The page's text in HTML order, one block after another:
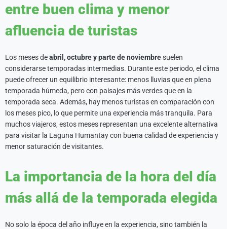
entre buen clima y menor
afluencia de turistas
Los meses deabril, octubre y parte de noviembresuelen
considerarse temporadas intermedias. Durante este periodo, el clima
puede ofrecer un equilibrio interesante: menos lluvias que en plena
temporada húmeda, pero con paisajes más verdes que en la
temporada seca. Además, hay menos turistas en comparación con
los meses pico, lo que permite una experiencia más tranquila. Para
muchos viajeros, estos meses representan una excelente alternativa
para visitar la Laguna Humantay con buena calidad de experiencia y
menor saturación de visitantes.
La importancia de la hora del día
más allá de la temporada elegida
No solo la época del año influye en la experiencia, sino también la